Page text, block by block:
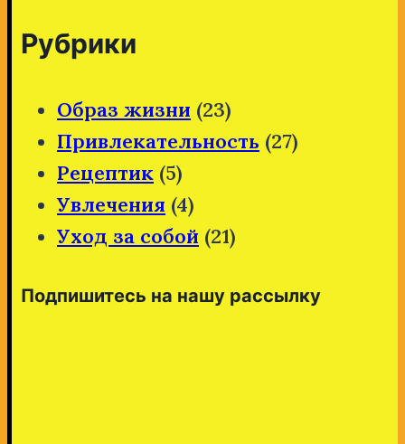
Рубрики
Образ жизни (23)
Привлекательность (27)
Рецептик (5)
Увлечения (4)
Уход за собой (21)
Подпишитесь на нашу рассылку